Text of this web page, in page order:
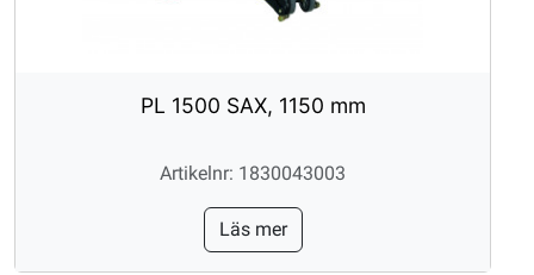
PL 1500 SAX, 1150 mm
Artikelnr: 1830043003
Läs mer